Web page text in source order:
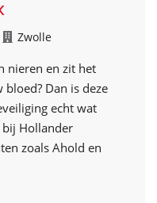
Zwolle
nieren en zit het
Dan is deze
echt wat
Hollander
zoals Ahold en